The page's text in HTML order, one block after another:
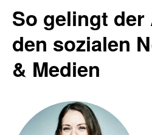
f_LAB
So gelingt
den sozialen
& Medien